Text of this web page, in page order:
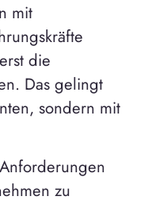
mit
die
Das gelingt
sondern mit
zu